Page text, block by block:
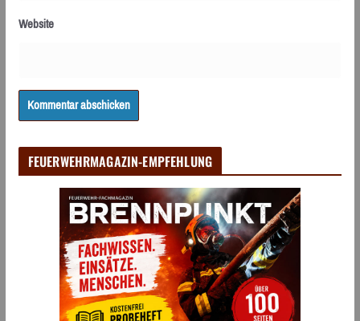
Website
FEUERWEHRMAGAZIN-EMPFEHLUNG